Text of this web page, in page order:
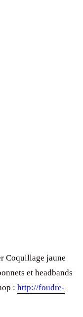
Coquillage jaune
et headbands
: http://foudre-